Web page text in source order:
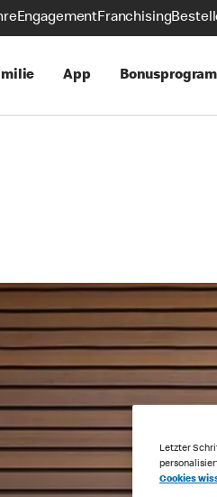
EngagementFranchising
App
Letzter
Cookies